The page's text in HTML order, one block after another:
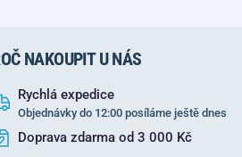
NAKOUPIT U NÁS
Rychlá expedice
Objednávky do 12:00 posíláme ještě dnes
Doprava zdarma od 3 000 Kč